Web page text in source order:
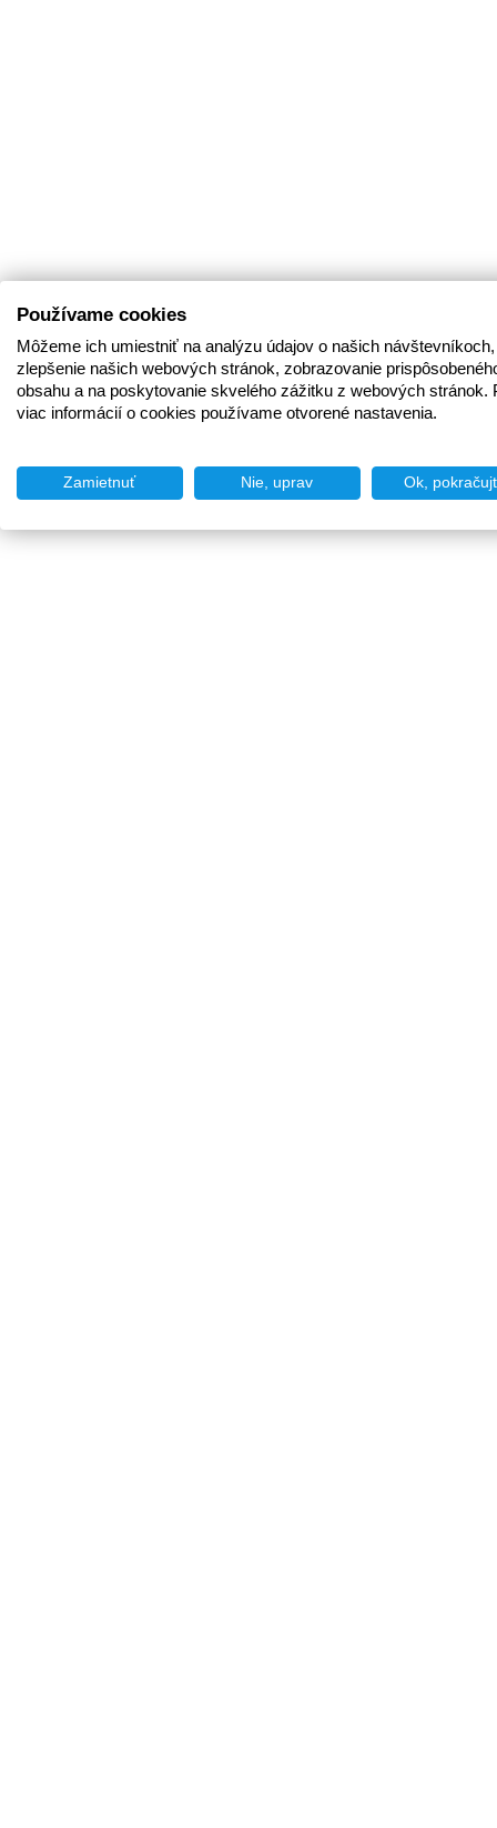
Používame cookies
Môžeme ich umiestniť na analýzu údajov o našich
zlepšenie našich webových stránok, zobrazovanie
obsahu a na poskytovanie skvelého zážitku z webových stránok.
viac informácií o cookies používame otvorené nastavenia.
Zamietnuť Nie, uprav Ok,